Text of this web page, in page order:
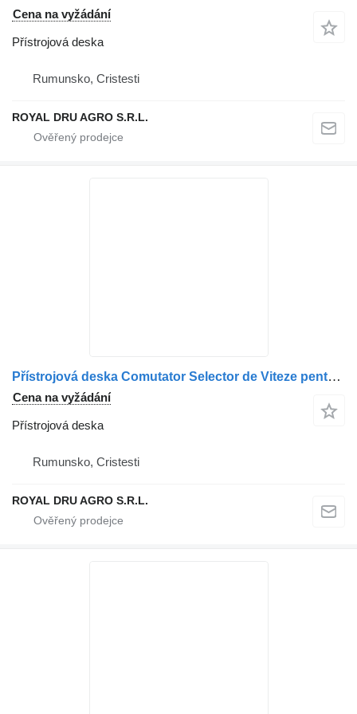
Cena na vyžádání
Přístrojová deska
Rumunsko, Cristesti
ROYAL DRU AGRO S.R.L.
Přístrojová deska Comutator Selector de Viteze pentru pro nákladní auta Solaris – Model 6006341036 / 0521-299-178 / 0521299178
Cena na vyžádání
Přístrojová deska
Rumunsko, Cristesti
ROYAL DRU AGRO S.R.L.